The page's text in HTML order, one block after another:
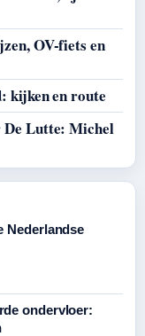
OV-fiets en
kijken en route
De Lutte: Michel
Nederlandse
ondervloer: